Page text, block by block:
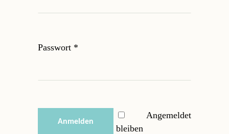
Passwort *
Angemeldet
bleiben
Anmelden